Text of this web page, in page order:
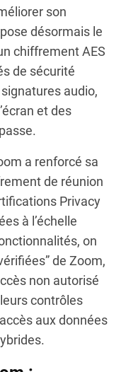
son
désormais le
chiffrement AES
de sécurité
audio,
et des
a renforcé sa
de réunion
Privacy
à l’échelle
on
de Zoom,
non autorisé
contrôles
aux données